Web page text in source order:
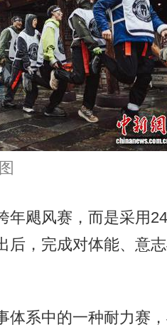
飓风赛，而是采用24
后，完成对体能、意
系中的一种耐力赛